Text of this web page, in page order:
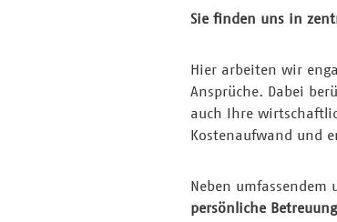
Sie finden uns in
Hier arbeiten wir
Ansprüche. Dabei
auch Ihre
Kostenaufwand und
Neben umfassendem
persönliche Betreuung